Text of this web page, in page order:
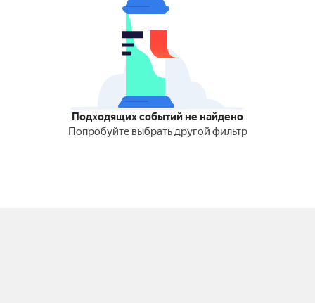
Подходящих событий не найдено
Попробуйте выбрать другой фильтр